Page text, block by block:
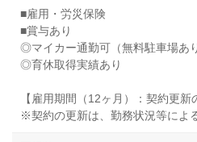
■雇用・労災保険
■賞与あり
◎マイカー通勤可（無料駐車場あり
◎育休取得実績あり
【雇用期間（12ヶ月）：契約更新
※契約の更新は、勤務状況等による